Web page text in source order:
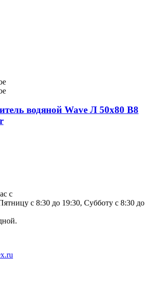
водяной Wave Л 50х80 В8
с
с 8:30 до 19:30, Субботу с 8:30 до